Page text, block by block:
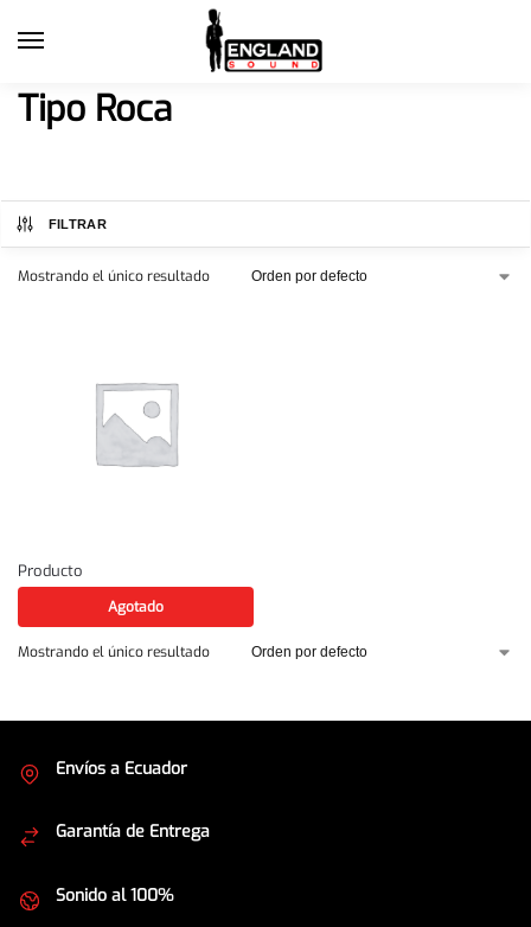
Tipo Roca
FILTRAR
Mostrando el único resultado
Producto
Agotado
Mostrando el único resultado
Envíos a Ecuador
Garantía de Entrega
Sonido al 100%